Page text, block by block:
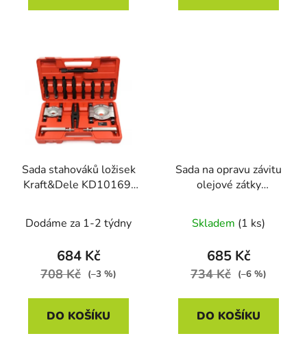
Sada stahováků ložisek
Kraft&Dele KD10169,
Dodáme za 1-2 týdny
684 Kč
708 Kč (–3 %)
DO KOŠÍKU
Sada na opravu závitu
olejové zátky
114 ks
Skladem (1 ks)
685 Kč
734 Kč (–6 %)
DO KOŠÍKU